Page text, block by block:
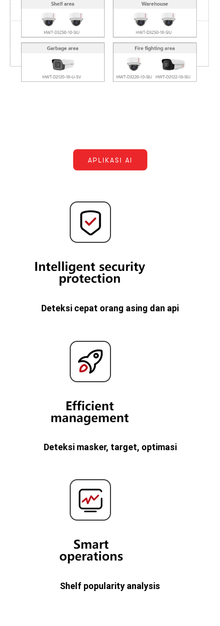
APLIKASI AI
Deteksi cepat orang asing dan api
Deteksi masker, target, optimasi
Shelf popularity analysis